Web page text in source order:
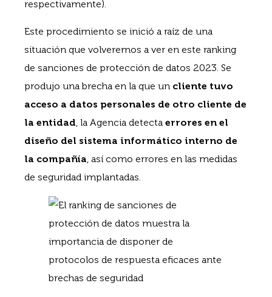
respectivamente).
Este procedimiento se inició a raíz de una
situación que volveremos a ver en este ranking
de sanciones de protección de datos 2023. Se
produjo una brecha en la que un cliente tuvo
acceso a datos personales de otro cliente de
la entidad , la Agencia detecta errores en el
diseño del sistema informático interno de
la compañía , así como errores en las medidas
de seguridad implantadas.